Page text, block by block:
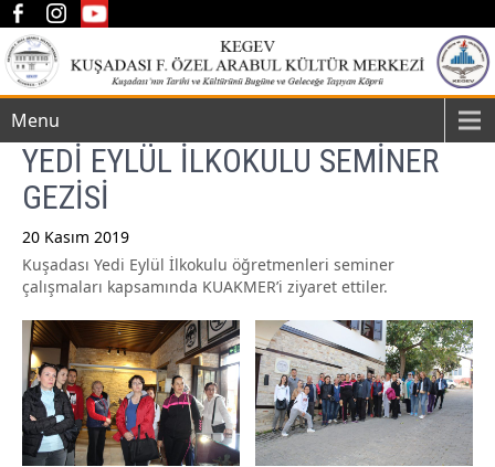
Menu
YEDİ EYLÜL İLKOKULU SEMİNER
GEZİSİ
20 Kasım 2019
Kuşadası Yedi Eylül İlkokulu öğretmenleri seminer
çalışmaları kapsamında KUAKMER’i ziyaret ettiler.
Post